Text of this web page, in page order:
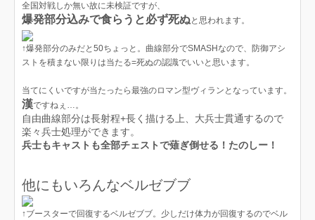
全国対戦しか無い故に未検証ですが、
爆発部分込みで食らうと必ず死ぬと思われます。
↑爆発部分のみだと50ちょっと。曲線部分でSMASHなので、防御アシ
ストを積まない限りは当たる=死ぬの認識でいいと思います。
当てにくいですが当たったら最強のロマン型ヴィランとなっています。
漢ですねぇ…。
自由曲線部分は長射程+長く描ける上、大兵士貫通するので
楽々兵士処理ができます。
兵士もキャストも全部チェストで薙ぎ倒せる！たのしー！
他にもいろんなベルゼブブ
↑ブースターで回復するベルゼブブ。少しだけ体力が回復するのでベル